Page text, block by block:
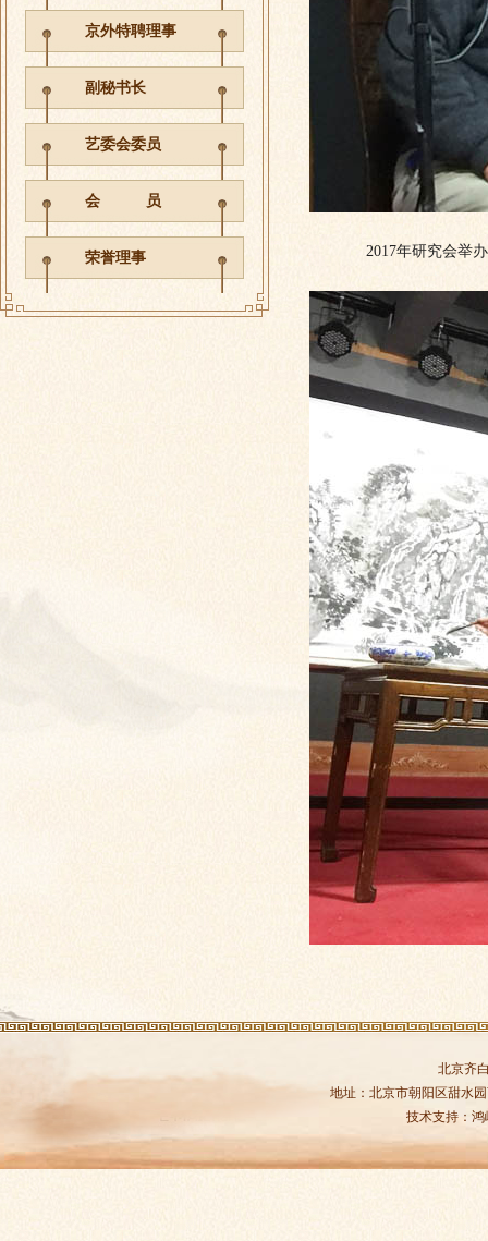
京外特聘理事
副秘书长
艺委会委员
会 员
荣誉理事 2017年研究会举
北京齐
地址：北京市朝阳区甜水
技术支持： 鸿